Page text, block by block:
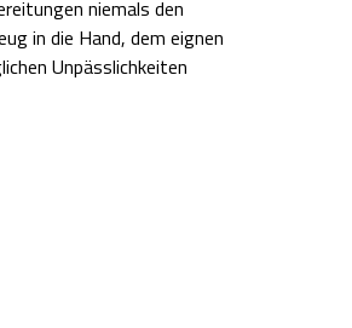
niemals den
in die Hand, dem eignen
Unpässlichkeiten